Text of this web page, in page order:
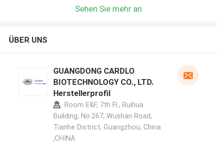
Sehen Sie mehr an
ÜBER UNS
GUANGDONG CARDLO
BIOTECHNOLOGY CO., LTD.
Herstellerprofil
Room E&F, 7th Fl., Ruihua
Building, No.267, Wushan Road,
Tianhe District, Guangzhou, China
,CHINA